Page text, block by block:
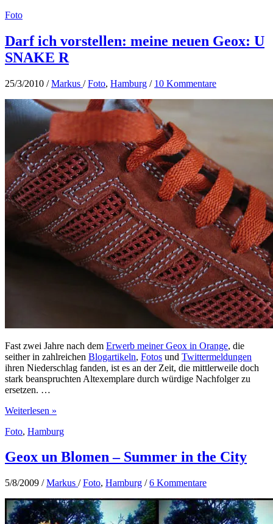
Foto
Darf ich vorstellen: meine neuen Geox: U
SNAKE R
25/3/2010 /Markus /Foto, Hamburg / 10 Kommentare
Fast zwei Jahre nach dem Erwerb meiner Geox in Orange, die
seither in zahlreichen Blogartikeln, Fotos und Twittermeldungen
ihren Niederschlag fanden, ist es an der Zeit, die mittlerweile doch
stark beanspruchten Altexemplare durch würdige Nachfolger zu
ersetzen. …
Darf
vorstellen:
neuen
Geox:
SNAKE
R
Weiterlesen »
Foto, Hamburg
Geox un Blomen – Summer in the City
5/8/2009 /Markus /Foto, Hamburg /6 Kommentare